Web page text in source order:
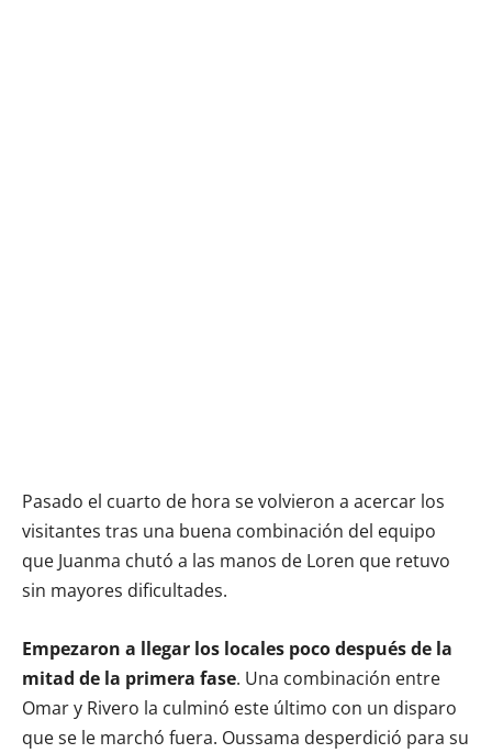
Pasado el cuarto de hora se volvieron a acercar los
visitantes tras una buena combinación del equipo
que Juanma chutó a las manos de Loren que retuvo
sin mayores dificultades.
Empezaron a llegar los locales poco después de la
mitad de la primera fase. Una combinación entre
Omar y Rivero la culminó este último con un disparo
que se le marchó fuera. Oussama desperdició para su